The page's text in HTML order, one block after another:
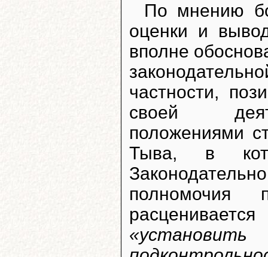
По мнению
оценки и
вполне
частности,
своей
положениями
Тыва, в
полномочия